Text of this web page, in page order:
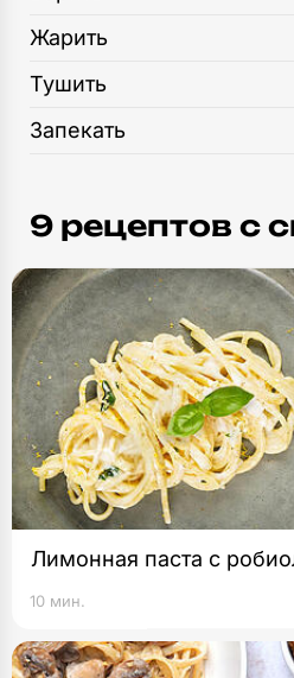
Жарить
Тушить
Запекать
9 рецептов c
Лимонная паста с
10 мин.